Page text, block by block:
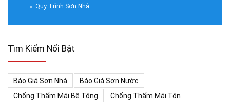
Quy Trình Sơn Nhà
Tìm Kiếm Nổi Bật
Báo Giá Sơn Nhà
Báo Giá Sơn Nước
Chống Thấm Mái Bê Tông
Chống Thấm Mái Tôn